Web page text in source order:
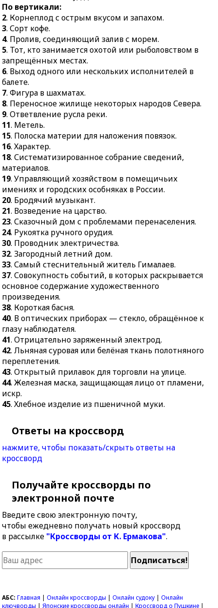
способность охранять
его владельца от
болезней.
48.Предмет кухонной
утвари.
49.Хлеб с французским
паспортом.
50.Небольшой сосуд для
питья вина.
По вертикали:
2. Корнеплод с острым вкусом и запахом.
3. Сорт кофе.
4. Пролив, соединяющий залив с морем.
5. Тот, кто занимается охотой или рыболовством в
запрещённых местах.
6. Выход одного или нескольких исполнителей в
балете.
7. Фигура в шахматах.
8. Переносное жилище некоторых народов Севера.
9. Ответвление русла реки.
11. Метель.
15. Полоска материи для наложения повязок.
16. Характер.
18. Систематизированное собрание сведений,
материалов.
19. Управляющий хозяйством в помещичьих
имениях и городских особняках в России.
20. Бродячий музыкант.
21. Возведение на царство.
23. Сказочный дом с проблемами перенаселения.
24. Рукоятка ручного орудия.
30. Проводник электричества.
32. Загородный летний дом.
33. Самый стеснительный житель Гималаев.
37. Совокупность событий, в которых раскрывается
основное содержание художественного
произведения.
38. Короткая басня.
40. В оптических приборах — стекло, обращённое к
глазу наблюдателя.
41. Отрицательно заряженный электрод.
42. Льняная суровая или белёная ткань полотняного
переплетения.
43. Открытый прилавок для торговли на улице.
44. Железная маска, защищающая лицо от пламени,
искр.
45. Хлебное изделие из пшеничной муки.
Ответы на кроссворд
нажмите, чтобы показать/скрыть ответы на
кроссворд
Получайте кроссворды по
электронной почте
Введите свою электронную почту,
чтобы ежедневно получать новый кроссворд
в рассылке "Кроссворды от К. Ермакова".
АБС: Главная |Онлайн кроссворды |Онлайн судоку |Онлайн
ключворды |Японские кроссворды онлайн |Кроссворд о Пушкине |